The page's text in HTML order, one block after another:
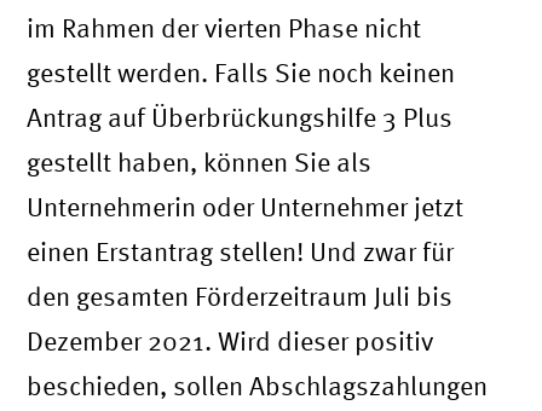
im Rahmen der vierten Phase nicht
gestellt werden. Falls Sie noch keinen
Antrag auf Überbrückungshilfe 3 Plus
gestellt haben, können Sie als
Unternehmerin oder Unternehmer jetzt
einen Erstantrag stellen! Und zwar für
den gesamten Förderzeitraum Juli bis
Dezember 2021. Wird dieser positiv
beschieden, sollen Abschlagszahlungen